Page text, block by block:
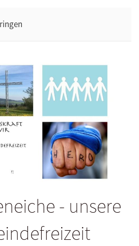
- unsere